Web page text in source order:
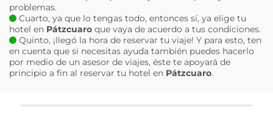
problemas.
Cuarto, ya que lo tengas todo, entonces sí, ya elige tu
hotel en Pátzcuaro que vaya de acuerdo a tus condiciones.
Quinto, ¡llegó la hora de reservar tu viaje! Y para esto, ten
en cuenta que si necesitas ayuda también puedes hacerlo
por medio de un asesor de viajes, éste te apoyará de
principio a fin al reservar tu hotel en Pátzcuaro.